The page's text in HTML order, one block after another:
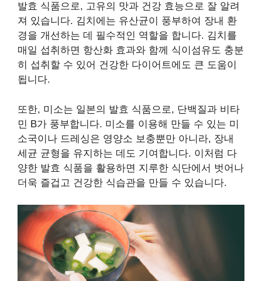
발효 식품으로, 고유의 맛과 건강 효능으로 잘 알려
져 있습니다. 김치에는 유산균이 풍부하여 장내 환
경을 개선하는 데 필수적인 역할을 합니다. 김치를
매일 섭취하면 항산화 효과와 함께 식이섬유도 충분
히 섭취할 수 있어 건강한 다이어트에도 큰 도움이
됩니다.
또한, 미소는 일본의 발효 식품으로, 단백질과 비타
민 B가 풍부합니다. 미소를 이용해 만들 수 있는 미
소국이나 드레싱은 영양소 보충뿐만 아니라, 장내
세균 균형을 유지하는 데도 기여합니다. 이처럼 다
양한 발효 식품을 활용하면 지루한 식단에서 벗어나
더욱 즐겁고 건강한 식습관을 만들 수 있습니다.